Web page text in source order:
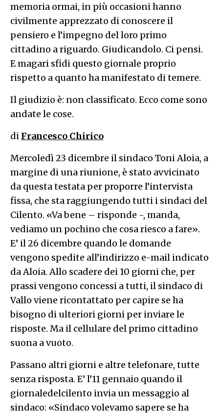
memoria ormai, in più occasioni hanno
civilmente apprezzato di conoscere il
pensiero e l’impegno del loro primo
cittadino a riguardo. Giudicandolo. Ci pensi.
E magari sfidi questo giornale proprio
rispetto a quanto ha manifestato di temere.
Il giudizio è: non classificato. Ecco come sono
andate le cose.
di Francesco Chirico
Mercoledì 23 dicembre il sindaco Toni Aloia, a
margine di una riunione, è stato avvicinato
da questa testata per proporre l’intervista
fissa, che sta raggiungendo tutti i sindaci del
Cilento. «Va bene – risponde -, manda,
vediamo un pochino che cosa riesco a fare».
E’ il 26 dicembre quando le domande
vengono spedite all’indirizzo e-mail indicato
da Aloia. Allo scadere dei 10 giorni che, per
prassi vengono concessi a tutti, il sindaco di
Vallo viene ricontattato per capire se ha
bisogno di ulteriori giorni per inviare le
risposte. Ma il cellulare del primo cittadino
suona a vuoto.
Passano altri giorni e altre telefonare, tutte
senza risposta. E’ l’11 gennaio quando il
giornaledelcilento invia un messaggio al
sindaco: «Sindaco volevamo sapere se ha